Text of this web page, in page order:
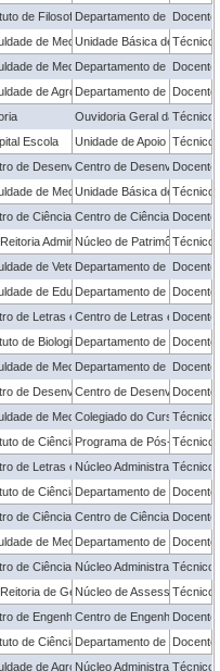
Superior
de Filosofia, Sociologia e Política
Departamento de
Docente
de MedicinaUnidade Básica de Saúde
Técnico
Superior
de MedicinaDepartamento de Medicina
Docente
Superior
de Agronomia Eliseu Maciel
Departamento de Ciência
Docente
Ouvidoria Geral da UFPel
Técnico
Escola Unidade de Apoio aoTécnico
Superior
de Desenvolvimento Tecnológico
Centro de
Docente
de MedicinaUnidade Básica de Saúde -
Técnico
Superior
de Ciências Químicas, Farmacêuticas
Centro de CiênciasDocente
Administrativa
Núcleo de PatrimônioTécnico
Superior
de VeterináriaDepartamento de Clínicas
Docente
de EducaçãoDepartamento de Ensino
Docente
Superior
de Letras e Comunicação
Centro de Letras eDocente
Superior
de BiologiaDepartamento de Docente
SILVASuperior
de MedicinaDepartamento de Medicina
Docente
de Desenvolvimento Tecnológico
Centro de
Docente
de MedicinaColegiado do Curso deTécnico
de Ciências Humanas
Programa de Pós-Técnico
de Letras e Comunicação
Núcleo Administrativo -
Técnico
Superior
de Ciências Humanas
Departamento de Docente
Superior
de Ciências Químicas, Farmacêuticas
Centro de CiênciasDocente
de MedicinaDepartamento de Clínica
Docente
de Ciências Químicas, Farmacêuticas
Núcleo Administrativo -
Técnico
de Gestão com Pessoas
Núcleo de AssessoriaTécnico
Superior
de EngenhariasCentro de Engenharias
Docente
Superior
de Ciências Humanas
Departamento de Geografia
Docente
de Agronomia Eliseu Maciel
Núcleo Administrativo -Técnico